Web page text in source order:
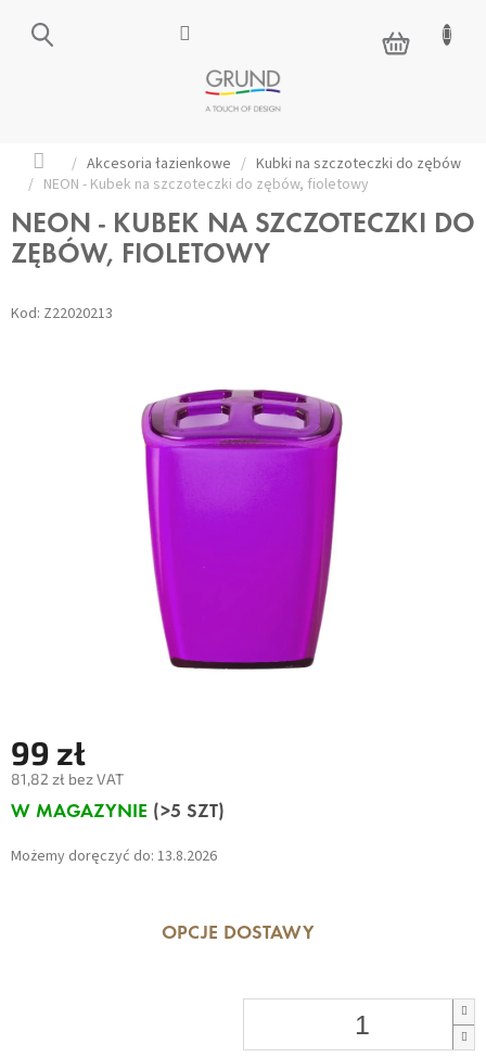
KOSZYK
Home
/ Akcesoria łazienkowe / Kubki na szczoteczki do zębów
/ NEON - Kubek na szczoteczki do zębów, fioletowy
NEON - KUBEK NA SZCZOTECZKI DO
ZĘBÓW, FIOLETOWY
Kod: Z22020213
99 zł
81,82 zł bez VAT
Cena
W MAGAZYNIE (>5 SZT)
Możemy doręczyć do: 13.8.2026
OPCJE DOSTAWY